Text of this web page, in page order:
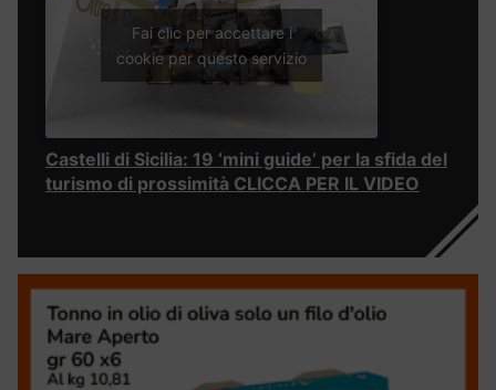
Fai clic per accettare i
cookie per questo servizio
Castelli di Sicilia: 19 ‘mini guide’ per la sfida del
turismo di prossimità CLICCA PER IL VIDEO